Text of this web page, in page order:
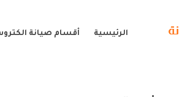
الرئيسية أقسام صيانة